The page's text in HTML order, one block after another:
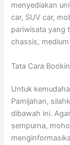
menyediakan
car, SUV car,
pariwisata yang
chassis,
Tata Cara
Untuk
Pamijahan,
dibawah ini.
sempurna,